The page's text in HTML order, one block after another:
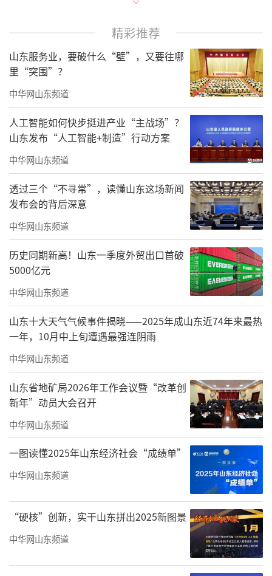
近日，济南市教育局公布2020年济南市基
础教育教学改革成果评选结果、济南市首
批“领航学校、特色学校、新优学校”创建培
育工作验收评估结果、济南市首批“百所家长
学校示范校”市级培育学校名单。山东师大基
础教育集团多所学校榜上有名！
精彩推荐
山东服务业，要破什么“壁”，又要往哪
里“突围”？
中华网山东频道
人工智能如何快步挺进产业“主战场”？
山东发布“人工智能+制造”行动方案
中华网山东频道
透过三个“不寻常”，读懂山东这场新闻
发布会的背后深意
中华网山东频道
历史同期新高！山东一季度外贸出口首破
5000亿元
中华网山东频道
山东十大天气气候事件揭晓——2025年成山东近74年来最热
一年，10月中上旬遭遇最强连阴雨
中华网山东频道
山东省地矿局2026年工作会议暨“改革创
新年”动员大会召开
中华网山东频道
一图读懂2025年山东经济社会“成绩单”
中华网山东频道
“硬核”创新，实干山东拼出2025新图景
中华网山东频道